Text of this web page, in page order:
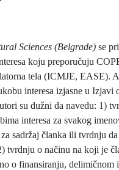
Sciences (Belgrade) se
koju preporučuju
tela (ICMJE, EASE).
interesa izjasne u Izjavi
su dužni da navedu: 1)
interesa za svakog
sadržaj članka ili tvrdnju
tvrdnju o načinu na koji je
o finansiranju, delimičnom